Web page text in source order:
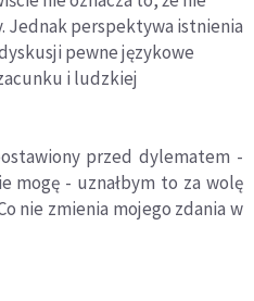
Jednak perspektywa istnienia
pewne językowe
i ludzkiej
przed dylematem -
mogę - uznałbym to za wolę
nie zmienia mojego zdania w